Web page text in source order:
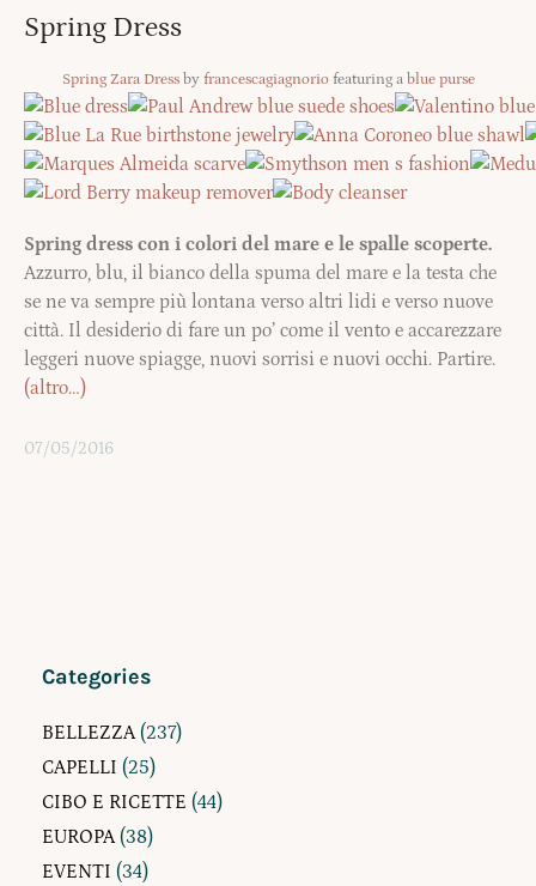
Spring Dress
Spring Zara Dressby francescagiagnoriofeaturing a blue purse
Spring dress con i colori del mare e le spalle scoperte.
Azzurro, blu, il bianco della spuma del mare e la testa che
se ne va sempre più lontana verso altri lidi e verso nuove
città. Il desiderio di fare un po’ come il vento e accarezzare
leggeri nuove spiagge, nuovi sorrisi e nuovi occhi. Partire.
(altro…)
07/05/2016
Categories
BELLEZZA(237)
CAPELLI (25)
CIBO E RICETTE (44)
EUROPA(38)
EVENTI (34)